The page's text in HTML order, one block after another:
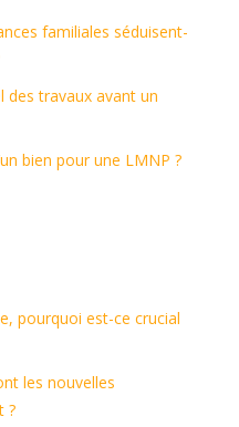
familiales séduisent-
travaux avant un
bien pour une LMNP ?
pourquoi est-ce crucial
les nouvelles
?